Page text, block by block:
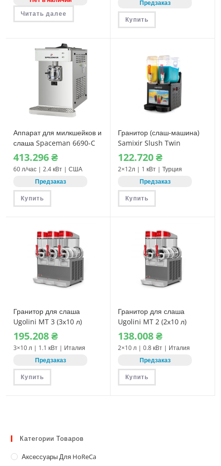
Читать далее
Предзаказ
Купить
Аппарат для милкшейков и
слаша Spaceman 6690-C
413.296₴
60 л/час | 2.4 кВт | США
Предзаказ
Купить
Гранитор (слаш-машина)
Samixir Slush Twin
122.720₴
2×12л | 1 кВт | Турция
Предзаказ
Купить
Гранитор для слаша
Ugolini MT 3 (3х10 л)
195.208₴
3×10 л | 1.1 кВт | Италия
Предзаказ
Купить
Гранитор для слаша
Ugolini MT 2 (2х10 л)
138.008₴
2×10 л | 0.8 кВт | Италия
Предзаказ
Купить
Категории Товаров
Аксессуары Для HoReCa